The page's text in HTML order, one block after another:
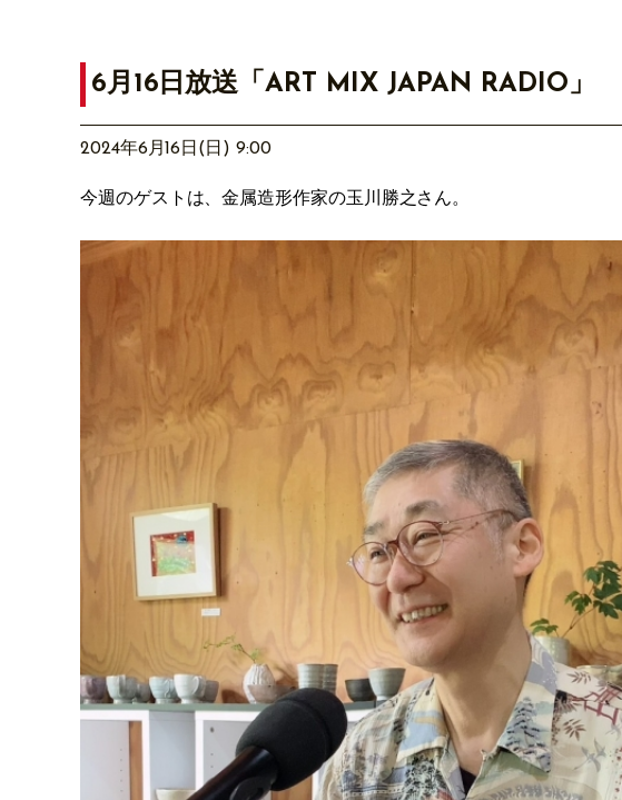
6月16日放送「ART MIX JAPAN RADIO」
2024年6月16日(日) 9:00
今週のゲストは、金属造形作家の玉川勝之さん。